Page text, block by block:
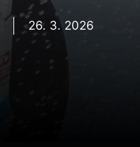
26. 3. 2026